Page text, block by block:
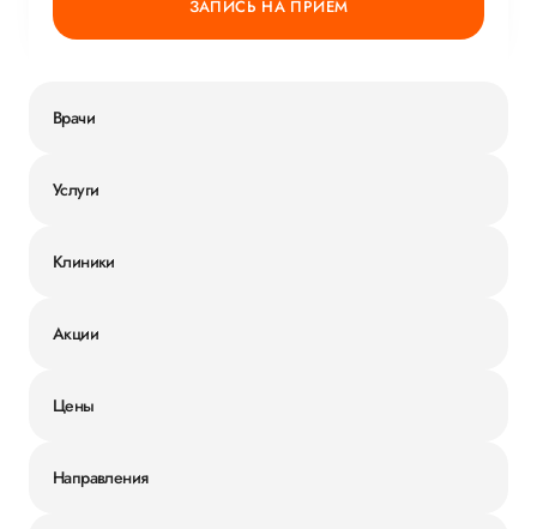
ЗАПИСЬ НА ПРИЕМ
Врачи
Услуги
Клиники
Акции
Цены
Направления